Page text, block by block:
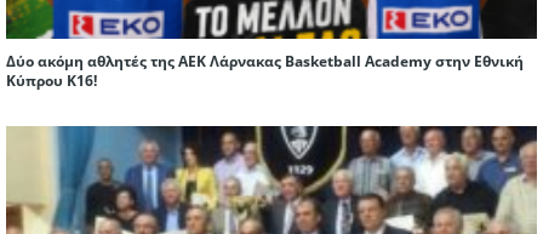
Δύο ακόμη αθλητές της ΑΕΚ Λάρνακας Basketball Academy στην Εθνική
Κύπρου Κ16!